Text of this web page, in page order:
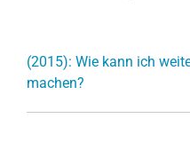
(2015): Wie kann ich
machen?